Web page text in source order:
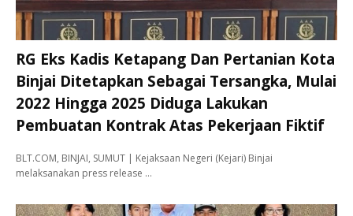
RG Eks Kadis Ketapang Dan Pertanian Kota
Binjai Ditetapkan Sebagai Tersangka, Mulai
2022 Hingga 2025 Diduga Lakukan
Pembuatan Kontrak Atas Pekerjaan Fiktif
BLT.COM, BINJAI, SUMUT | Kejaksaan Negeri (Kejari) Binjai
melaksanakan press release …